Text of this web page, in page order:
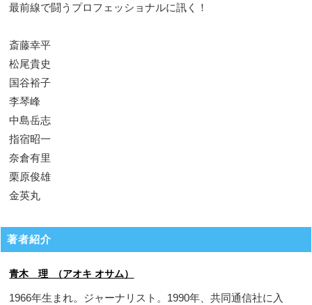
最前線で闘うプロフェッショナルに訊く！
斎藤幸平
松尾貴史
国谷裕子
李琴峰
中島岳志
指宿昭一
奈倉有里
栗原俊雄
金英丸
著者紹介
青木 理 （アオキ オサム）
1966年生まれ。ジャーナリスト。1990年、共同通信社に入